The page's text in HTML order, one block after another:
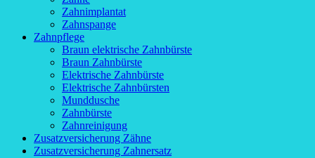
Zahnimplantat
Zahnspange
Zahnpflege
Braun elektrische Zahnbürste
Braun Zahnbürste
Elektrische Zahnbürste
Elektrische Zahnbürsten
Munddusche
Zahnbürste
Zahnreinigung
Zusatzversicherung Zähne
Zusatzversicherung Zahnersatz